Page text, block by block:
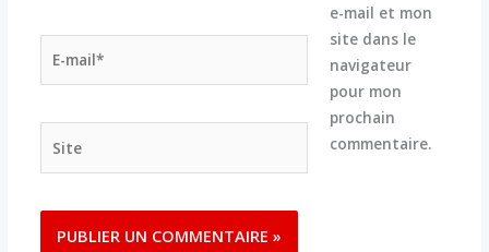
mail*
e-mail et mon
site dans le
navigateur
pour mon
prochain
commentaire.